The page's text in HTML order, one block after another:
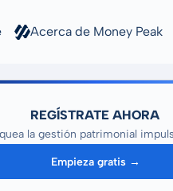
Acerca de Money Peak
REGÍSTRATE AHORA
la gestión patrimonial
Empieza gratis →